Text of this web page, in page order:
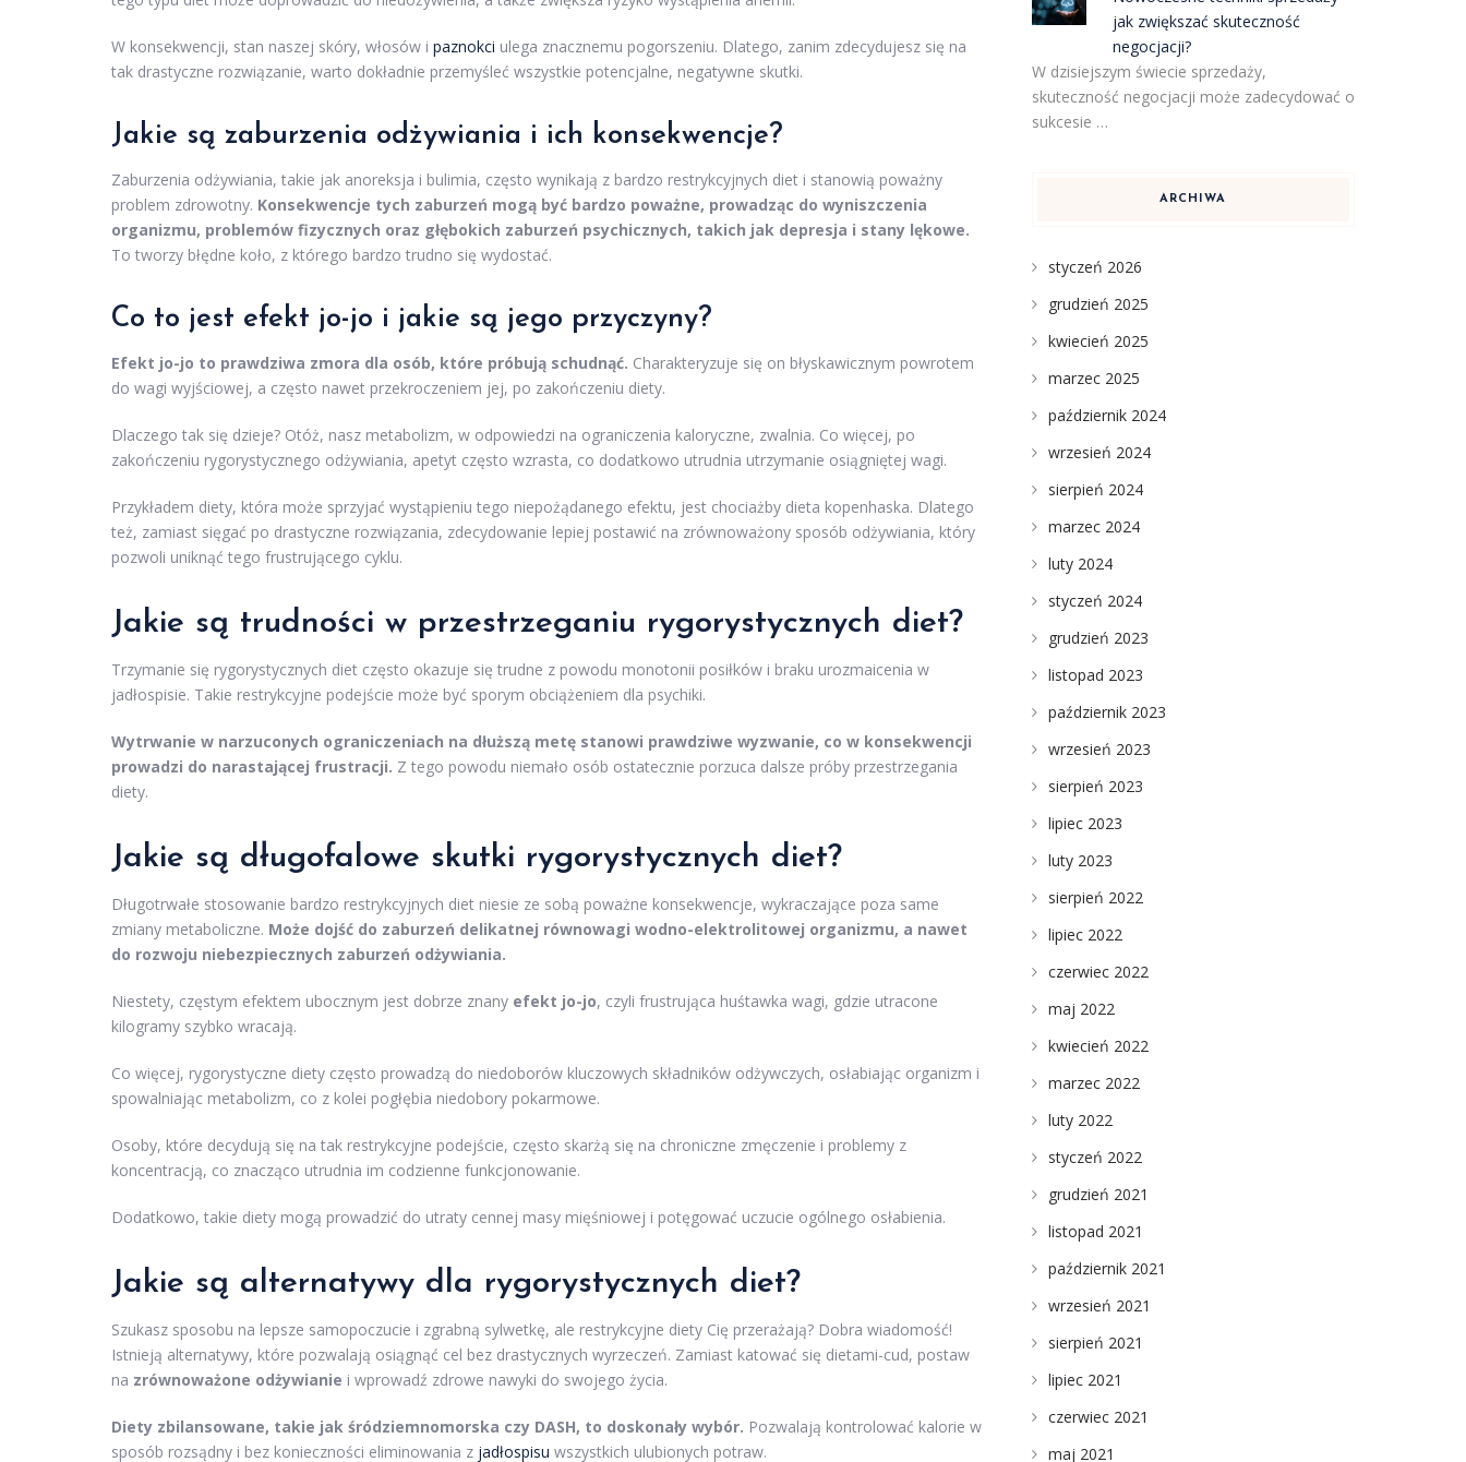
W konsekwencji, stan naszej skóry, włosów i paznokci ulega znacznemu pogorszeniu. Dlatego, zanim zdecydujesz się na
tak drastyczne rozwiązanie, warto dokładnie przemyśleć wszystkie potencjalne, negatywne skutki.
Jakie są zaburzenia odżywiania i ich konsekwencje?
Zaburzenia odżywiania, takie jak anoreksja i bulimia, często wynikają z bardzo restrykcyjnych diet i stanowią poważny
problem zdrowotny. Konsekwencje tych zaburzeń mogą być bardzo poważne, prowadząc do wyniszczenia
organizmu, problemów fizycznych oraz głębokich zaburzeń psychicznych, takich jak depresja i stany lękowe.
To tworzy błędne koło, z którego bardzo trudno się wydostać.
Co to jest efekt jo-jo i jakie są jego przyczyny?
Efekt jo-jo to prawdziwa zmora dla osób, które próbują schudnąć. Charakteryzuje się on błyskawicznym powrotem
do wagi wyjściowej, a często nawet przekroczeniem jej, po zakończeniu diety.
Dlaczego tak się dzieje? Otóż, nasz metabolizm, w odpowiedzi na ograniczenia kaloryczne, zwalnia. Co więcej, po
zakończeniu rygorystycznego odżywiania, apetyt często wzrasta, co dodatkowo utrudnia utrzymanie osiągniętej wagi.
Przykładem diety, która może sprzyjać wystąpieniu tego niepożądanego efektu, jest chociażby dieta kopenhaska. Dlatego
też, zamiast sięgać po drastyczne rozwiązania, zdecydowanie lepiej postawić na zrównoważony sposób odżywiania, który
pozwoli uniknąć tego frustrującego cyklu.
Jakie są trudności w przestrzeganiu rygorystycznych diet?
Trzymanie się rygorystycznych diet często okazuje się trudne z powodu monotonii posiłków i braku urozmaicenia w
jadłospisie. Takie restrykcyjne podejście może być sporym obciążeniem dla psychiki.
Wytrwanie w narzuconych ograniczeniach na dłuższą metę stanowi prawdziwe wyzwanie, co w konsekwencji
prowadzi do narastającej frustracji. Z tego powodu niemało osób ostatecznie porzuca dalsze próby przestrzegania
diety.
Jakie są długofalowe skutki rygorystycznych diet?
Długotrwałe stosowanie bardzo restrykcyjnych diet niesie ze sobą poważne konsekwencje, wykraczające poza same
zmiany metaboliczne. Może dojść do zaburzeń delikatnej równowagi wodno-elektrolitowej organizmu, a nawet
do rozwoju niebezpiecznych zaburzeń odżywiania.
Niestety, częstym efektem ubocznym jest dobrze znany efekt jo-jo, czyli frustrująca huśtawka wagi, gdzie utracone
kilogramy szybko wracają.
Co więcej, rygorystyczne diety często prowadzą do niedoborów kluczowych składników odżywczych, osłabiając organizm i
spowalniając metabolizm, co z kolei pogłębia niedobory pokarmowe.
Osoby, które decydują się na tak restrykcyjne podejście, często skarżą się na chroniczne zmęczenie i problemy z
koncentracją, co znacząco utrudnia im codzienne funkcjonowanie.
Dodatkowo, takie diety mogą prowadzić do utraty cennej masy mięśniowej i potęgować uczucie ogólnego osłabienia.
Jakie są alternatywy dla rygorystycznych diet?
Szukasz sposobu na lepsze samopoczucie i zgrabną sylwetkę, ale restrykcyjne diety Cię przerażają? Dobra wiadomość!
Istnieją alternatywy, które pozwalają osiągnąć cel bez drastycznych wyrzeczeń. Zamiast katować się dietami-cud, postaw
na zrównoważone odżywianie i wprowadź zdrowe nawyki do swojego życia.
Diety zbilansowane, takie jak śródziemnomorska czy DASH, to doskonały wybór. Pozwalają kontrolować kalorie w
sposób rozsądny i bez konieczności eliminowania z jadłospisu wszystkich ulubionych potraw.
jak zwiększać skuteczność
negocjacji?
W dzisiejszym świecie sprzedaży,
skuteczność negocjacji może zadecydować o
sukcesie …
ARCHIWA
styczeń 2026
grudzień 2025
kwiecień 2025
marzec 2025
październik 2024
wrzesień 2024
sierpień 2024
marzec 2024
luty 2024
styczeń 2024
grudzień 2023
listopad 2023
październik 2023
wrzesień 2023
sierpień 2023
lipiec 2023
luty 2023
sierpień 2022
lipiec 2022
czerwiec 2022
maj 2022
kwiecień 2022
marzec 2022
luty 2022
styczeń 2022
grudzień 2021
listopad 2021
październik 2021
wrzesień 2021
sierpień 2021
lipiec 2021
czerwiec 2021
maj 2021